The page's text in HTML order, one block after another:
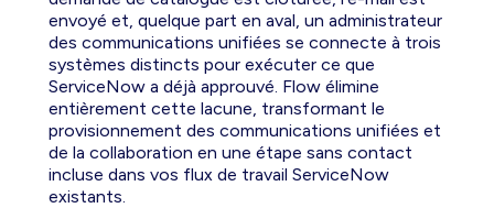
envoyé et, quelque part en aval, un administrateur
des communications unifiées se connecte à trois
systèmes distincts pour exécuter ce que
ServiceNow a déjà approuvé. Flow élimine
entièrement cette lacune, transformant le
provisionnement des communications unifiées et
de la collaboration en une étape sans contact
incluse dans vos flux de travail ServiceNow
existants.